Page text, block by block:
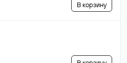
В корзину